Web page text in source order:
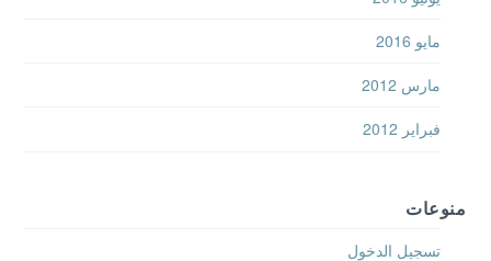
مايو 2016
مارس 2012
فبراير 2012
منوعات
تسجيل الدخول